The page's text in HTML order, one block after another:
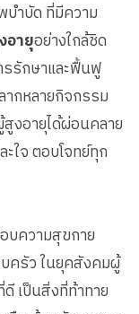
บำบัด ที่มีความ
อายุอย่างใกล้ชิด
รักษาและฟื้นฟู
กหลายกิจกรรม
งอายุได้ผ่อนคลาย
ใจ ตอบโจทย์ทุก
บความสุขกาย
ครัว ในยุคสังคมผู้
เป็นสิ่งที่ท้าทาย